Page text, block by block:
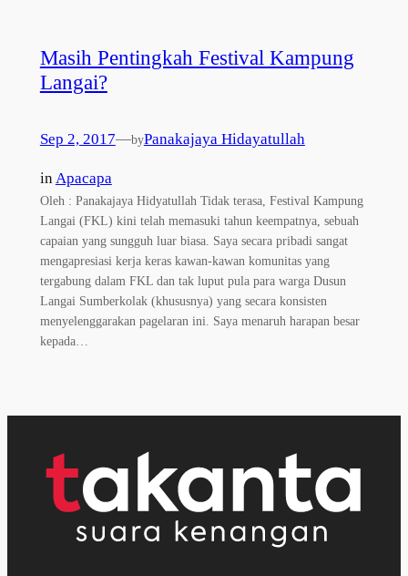
Masih Pentingkah Festival Kampung
Langai?
Sep 2, 2017—byPanakajaya Hidayatullah
in Apacapa
Oleh : Panakajaya Hidyatullah Tidak terasa, Festival Kampung
Langai (FKL) kini telah memasuki tahun keempatnya, sebuah
capaian yang sungguh luar biasa. Saya secara pribadi sangat
mengapresiasi kerja keras kawan-kawan komunitas yang
tergabung dalam FKL dan tak luput pula para warga Dusun
Langai Sumberkolak (khususnya) yang secara konsisten
menyelenggarakan pagelaran ini. Saya menaruh harapan besar
kepada…